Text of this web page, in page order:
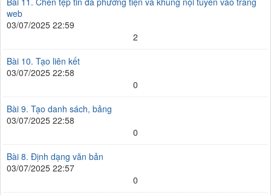
web
03/07/2025 22:59
2
Bài 10. Tạo liên kết
03/07/2025 22:58
0
Bài 9. Tạo danh sách, bảng
03/07/2025 22:58
0
Bài 8. Định dạng văn bản
03/07/2025 22:57
0